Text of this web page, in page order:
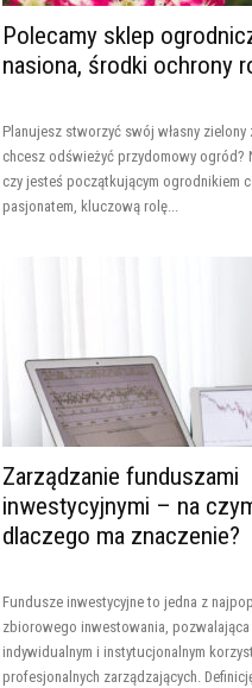
Polecamy sklep
nasiona, środki ochrony
Planujesz stworzyć swój własny zielony
chcesz odświeżyć przydomowy ogród?
czy jesteś początkującym ogrodnikiem
pasjonatem, kluczową rolę...
Zarządzanie funduszami
inwestycyjnymi – na
dlaczego ma znaczenie?
Fundusze inwestycyjne to jedna z
zbiorowego inwestowania,
indywidualnym i instytucjonalnym
profesjonalnych zarządzających.